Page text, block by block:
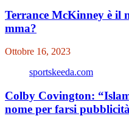
Terrance McKinney è il
mma?
Ottobre 16, 2023
sportskeeda.com
Colby Covington:
nome per farsi